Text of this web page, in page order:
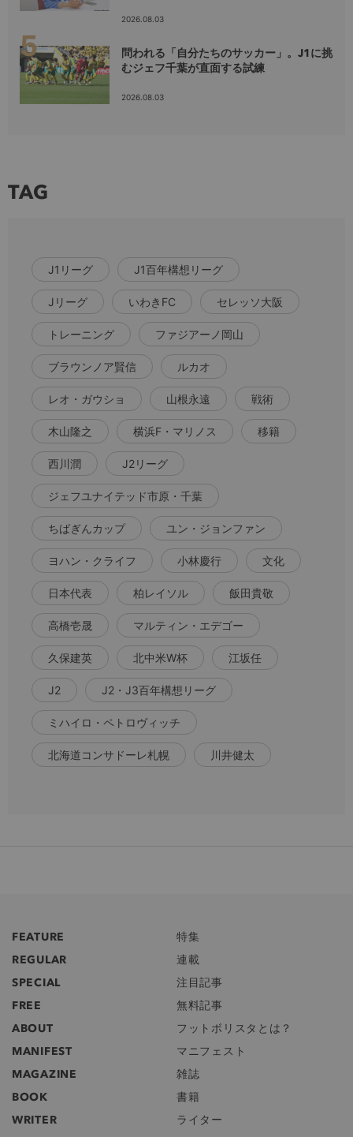
2026.08.03
問われる「自分たちのサッカー」。J1に挑
むジェフ千葉が直面する試練
2026.08.03
TAG
J1リーグ J1百年構想リーグ
Jリーグ いわきFC セレッソ大阪
トレーニング ファジアーノ岡山
ブラウンノア賢信 ルカオ
レオ・ガウショ 山根永遠 戦術
木山隆之 横浜F・マリノス 移籍
西川潤 J2リーグ
ジェフユナイテッド市原・千葉
ちばぎんカップ ユン・ジョンファン
ヨハン・クライフ 小林慶行 文化
日本代表 柏レイソル 飯田貴敬
高橋壱晟 マルティン・エデゴー
久保建英 北中米W杯 江坂任
J2 J2・J3百年構想リーグ
ミハイロ・ペトロヴィッチ
北海道コンサドーレ札幌 川井健太
FEATURE
特集
REGULAR
連載
SPECIAL
注目記事
FREE
無料記事
ABOUT
フットボリスタとは？
MANIFEST
マニフェスト
MAGAZINE
雑誌
BOOK
書籍
WRITER
ライター